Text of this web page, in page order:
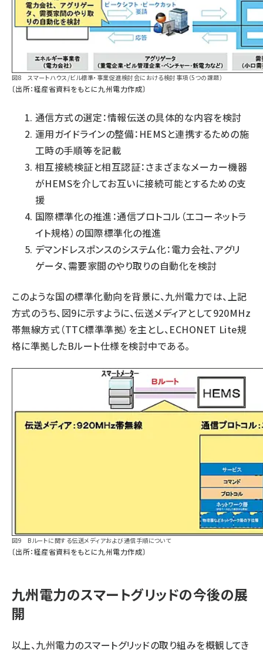
図8 スマートハウス/ビル標準・事業促進検討会における検討事項（5つの課題）
〔出所：経産省資料をもとに九州電力作成〕
通信方式の選定：情報伝送の具体的な内容を検討
運用ガイドラインの整備：HEMSと連携するための施
工時の手順等を記載
相互接続検証と相互認証：さまざまなメーカー機器
がHEMSを介してお互いに接続可能とするための支
援
国際標準化の推進：通信プロトコル（エコーネットラ
イト規格）の国際標準化の推進
デマンドレスポンスのシステム化：電力会社、アグリ
ゲータ、需要家間のやり取りの自動化を検討
このような国の標準化動向を背景に、九州電力では、上記
方式のうち、図9に示すように、伝送メディアとして920MHz
帯無線方式（TTC標準準拠）を主とし、ECHONET Lite規
格に準拠したBルート仕様を検討中である。
図9 Bルートに関する伝送メディアおよび通信手順について
〔出所：経産省資料をもとに九州電力作成〕
九州電力のスマートグリッドの今後の展
開
以上、九州電力のスマートグリッドの取り組みを概観してき